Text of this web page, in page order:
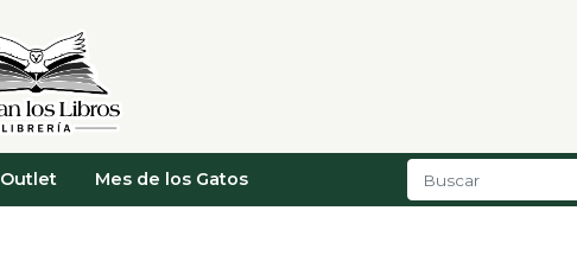
Outlet Mes de los Gatos